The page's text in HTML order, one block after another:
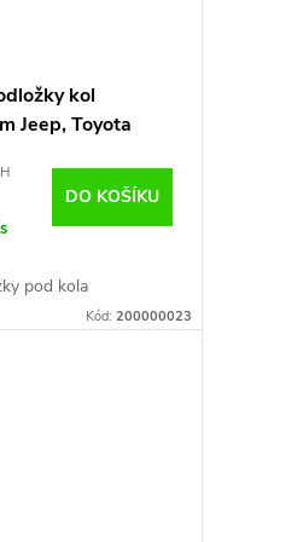
kol
Jeep, Toyota
DO KOŠÍKU
pod kola
Kód: 200000023